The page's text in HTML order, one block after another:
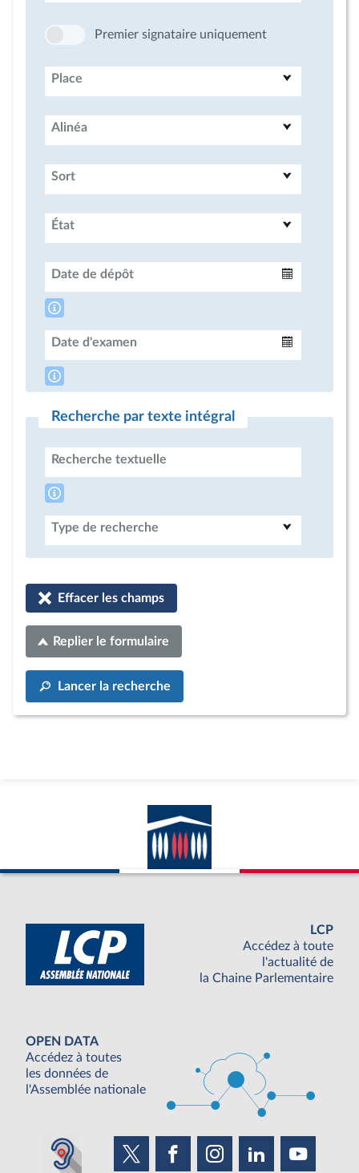
Premier signataire uniquement
Place
Alinéa
Sort
État
Date de dépôt
Date d'examen
Recherche par texte intégral
Recherche textuelle
Type de recherche
Effacer les champs
Replier le formulaire
Lancer la recherche
LCP
Accédez à toute
l'actualité de
la Chaine Parlementaire
OPEN DATA
Accédez à toutes
les données de
l'Assemblée nationale